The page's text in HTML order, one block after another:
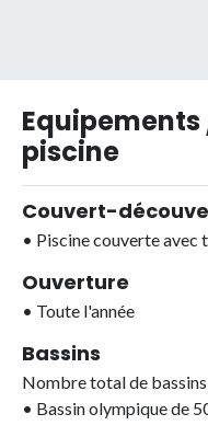
piscine
Couvert-
• Piscine couverte avec
Ouverture
• Toute l'année
Bassins
Nombre total de bassins
• Bassin olympique de